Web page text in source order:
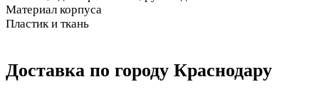
Материал корпуса
Пластик и ткань
Доставка по городу Краснодару